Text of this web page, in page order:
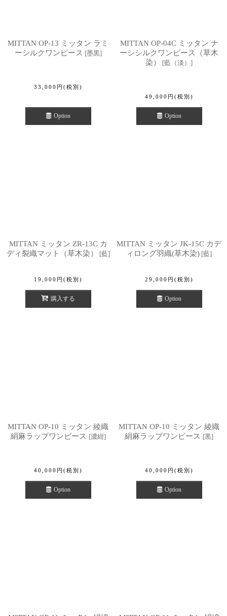
MITTAN OP-13 ミッタン ラミ
ーシルクワンピース [墨黒]
33,000 円 (税別)
Option
MITTAN OP-04C ミッタン ナ
ーシシルクワンピース（草木
染）
[藍（淡） ]
49,000 円 (税別)
Option
MITTAN ミッタン ZR-13C カ
ディ裂織マット（草木染）
[藍]
19,000 円 (税別)
購入する
MITTAN ミッタン JK-15C カデ
ィロング羽織(草木染) [藍]
29,000 円 (税別)
Option
MITTAN OP-10 ミッタン 綾織
絹麻ラップワンピース [濃紺]
40,000 円 (税別)
Option
MITTAN OP-10 ミッタン 綾織
絹麻ラップワンピース [黒]
40,000 円 (税別)
Option